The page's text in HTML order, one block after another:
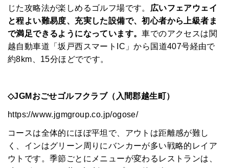
じた攻略法が楽しめるゴルフ場です。 広いフェアウェイ
と程よい難易度、充実した設備で、初心者から上級者ま
で満足できるようになっています。車でのアクセスは関
越自動車道「坂戸西スマートIC」から国道407号経由で
約8km、15分ほどでです。
◇JGMおごせゴルフクラブ（入間郡越生町）
https://www.jgmgroup.co.jp/ogose/
コースは全体的にほぼ平坦で、アウトは距離感が難し
く、インはグリーン周りにバンカーが多い戦略的レイア
ウトです。季節ごとにメニューが変わるレストランは、